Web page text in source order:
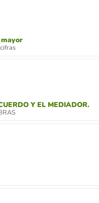
Y EL MEDIADOR.